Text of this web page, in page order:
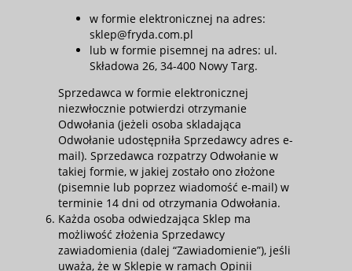
w formie elektronicznej na adres:
sklep@fryda.com.pl
lub w formie pisemnej na adres: ul.
Składowa 26, 34-400 Nowy Targ.
Sprzedawca w formie elektronicznej
niezwłocznie potwierdzi otrzymanie
Odwołania (jeżeli osoba skladająca
Odwołanie udostępniła Sprzedawcy adres e-
mail). Sprzedawca rozpatrzy Odwołanie w
takiej formie, w jakiej zostało ono złożone
(pisemnie lub poprzez wiadomość e-mail) w
terminie 14 dni od otrzymania Odwołania.
Każda osoba odwiedzająca Sklep ma
możliwość złożenia Sprzedawcy
zawiadomienia (dalej “Zawiadomienie”), jeśli
uważa, że w Sklepie w ramach Opinii